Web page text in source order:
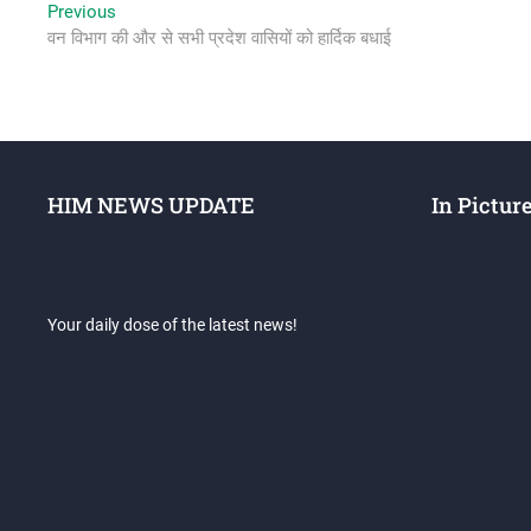
Post
navigation
Previous
post:
वन विभाग की और से सभी प्रदेश वासियों को हार्दिक बधाई
HIM NEWS UPDATE
Your daily dose of the latest news!
In